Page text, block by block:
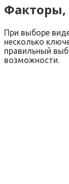
При выборе
несколько
правильный
возможности.